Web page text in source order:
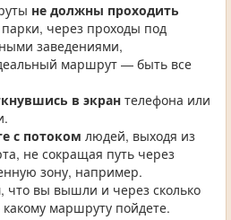
не должны проходить
через проходы под
заведениями,
маршрут — быть все
в экран телефона или
с потоком людей, выходя из
не сокращая путь через
зону, например.
вы вышли и через сколько
маршруту пойдете.